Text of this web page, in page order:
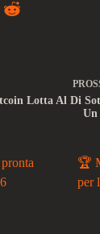
Lotta Al Di
Un
🏆
per